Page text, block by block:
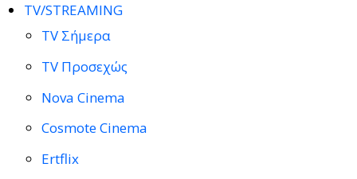
TV/STREAMING
TV Σήμερα
TV Προσεχώς
Nova Cinema
Cosmote Cinema
Ertflix